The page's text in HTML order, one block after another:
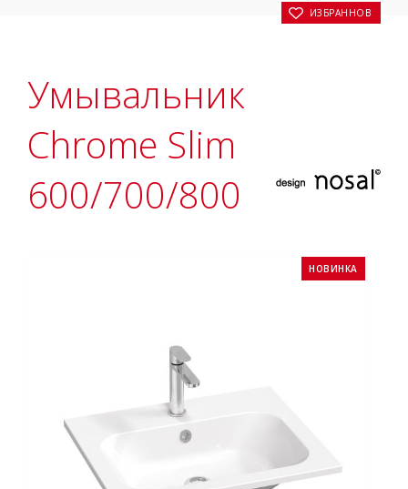
В ИЗБРАННОЕ
Умывальник
Chrome Slim
600/700/800
НОВИНКА